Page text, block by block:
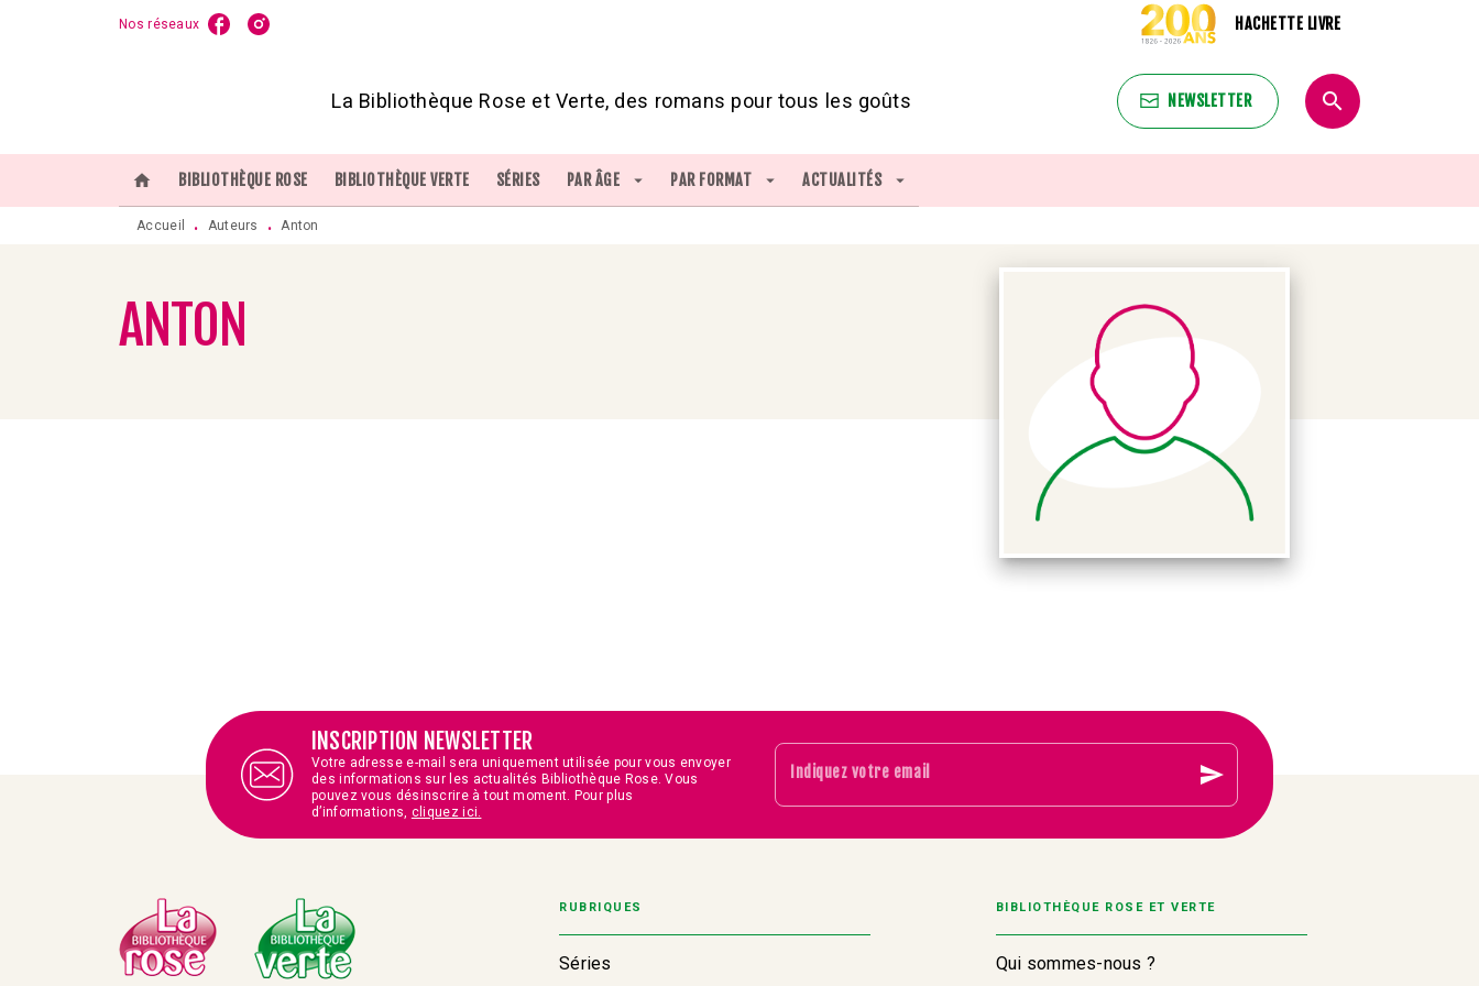
RECHERCHE
Nos réseaux HACHETTE LIVRE
La Bibliothèque Rose et Verte, des romans pour tous les goûts NEWSLETTER search
home BIBLIOTHÈQUE ROSE BIBLIOTHÈQUE VERTE SÉRIES PAR ÂGE arrow_drop_down PAR FORMAT arrow_drop_down ACTUALITÉS arrow_drop_down
search
Accueil • Auteurs • Anton
ANTON
INSCRIPTION NEWSLETTER
Votre adresse e-mail sera uniquement utilisée pour vous envoyer
des informations sur les actualités Bibliothèque Rose. Vous
pouvez vous désinscrire à tout moment. Pour plus
d’informations, cliquez ici.
Indiquez votre email send
RUBRIQUES
Séries
BIBLIOTHÈQUE ROSE ET VERTE
Qui sommes-nous ?